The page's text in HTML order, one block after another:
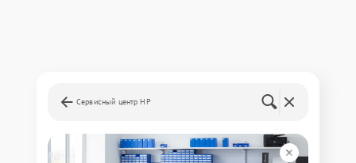
Сервисный центр HP